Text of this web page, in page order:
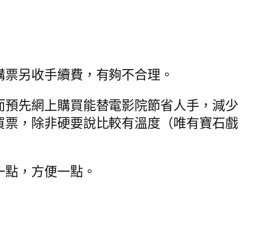
另收手續費，有夠不合理。
先網上購買能替電影院節省人手，減少
，除非硬要說比較有溫度（唯有寶石戲
，方便一點。